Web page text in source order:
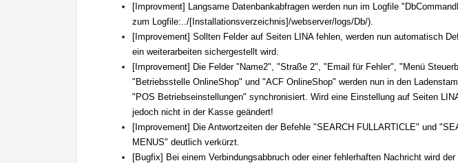
[Improvment] Langsame Datenbankabfragen werden nun im Logfile "
zum Logfile:../[Installationsverzeichnis]/webserver/logs/Db/).
[Improvement] Sollten Felder auf Seiten LINA fehlen, werden nun automatisch
ein weiterarbeiten sichergestellt wird.
[Improvement] Die Felder "Name2", "Straße 2", "Email für Fehler", "Menü
"Betriebsstelle OnlineShop" und "ACF OnlineShop" werden nun in den
"POS Betriebseinstellungen" synchronisiert. Wird eine Einstellung auf Seiten
jedoch nicht in der Kasse geändert!
[Improvement] Die Antwortzeiten der Befehle "SEARCH FULLARTICLE" und
MENUS" deutlich verkürzt.
[Bugfix] Bei einem Verbindungsabbruch oder einer fehlerhaften Nachricht wird